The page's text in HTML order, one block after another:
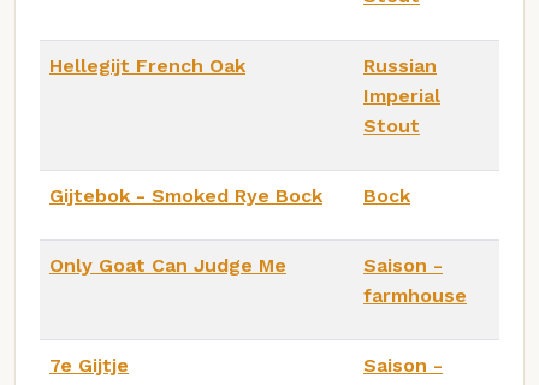
Hellegijt French Oak
Russian
Imperial
Stout
Gijtebok - Smoked Rye Bock Bock
Only Goat Can Judge Me
Saison -
farmhouse
7e Gijtje
Saison -